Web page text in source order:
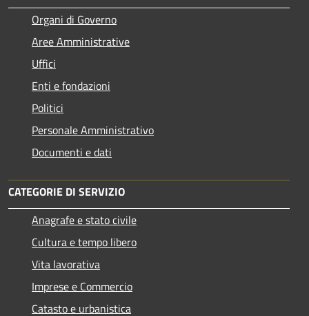
Organi di Governo
Aree Amministrative
Uffici
Enti e fondazioni
Politici
Personale Amministrativo
Documenti e dati
CATEGORIE DI SERVIZIO
Anagrafe e stato civile
Cultura e tempo libero
Vita lavorativa
Imprese e Commercio
Catasto e urbanistica